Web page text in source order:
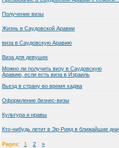
Получение визы
Жизнь в Саудовской Аравии
виза в Саудовскую Аравию
Виза для девушек
Можно ли получить визу в Саудовскую
Аравию, если есть виза в Израиль
Вьезд в страну во время хаджа
Оформление бизнес-визы
Культура и нравы
Кто-нибудь летит в Эр-Рияд в ближайшие
Pages: 1 2 »